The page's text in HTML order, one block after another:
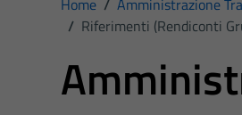
Home / Amministrazione
/ Riferimenti (Rendiconti